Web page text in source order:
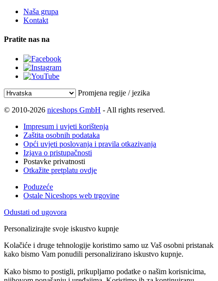
Naša grupa
Kontakt
Pratite nas na
Promjena regije / jezika
© 2010-2026 niceshops GmbH - All rights reserved.
Impresum i uvjeti korištenja
Zaštita osobnih podataka
Opći uvjeti poslovanja i pravila otkazivanja
Izjava o pristupačnosti
Postavke privatnosti
Otkažite pretplatu ovdje
Poduzeće
Ostale Niceshops web trgovine
Odustati od ugovora
Personalizirajte svoje iskustvo kupnje
Kolačiće i druge tehnologije koristimo samo uz Vaš osobni pristanak
kako bismo Vam ponudili personalizirano iskustvo kupnje.
Kako bismo to postigli, prikupljamo podatke o našim korisnicima,